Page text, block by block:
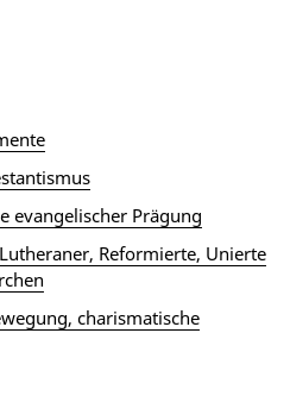
evangelischer Prägung
Reformierte, Unierte
charismatische